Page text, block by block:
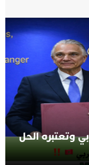
وتعتبره الحل